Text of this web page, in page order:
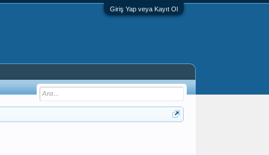
Giriş Yap veya Kayıt Ol